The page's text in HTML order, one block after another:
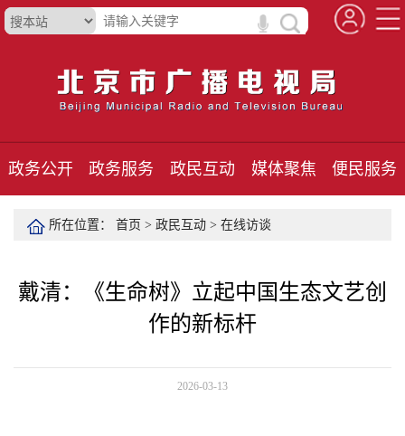
政务公开 政务服务 政民互动 媒体聚焦 便民服务
所在位置： 首页 > 政民互动 > 在线访谈
戴清：《生命树》立起中国生态文艺创
作的新标杆
2026-03-13